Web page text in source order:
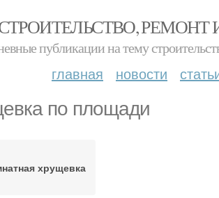
РЕМОНТ
публикации на тему
главная новости
по площади
хрущевка